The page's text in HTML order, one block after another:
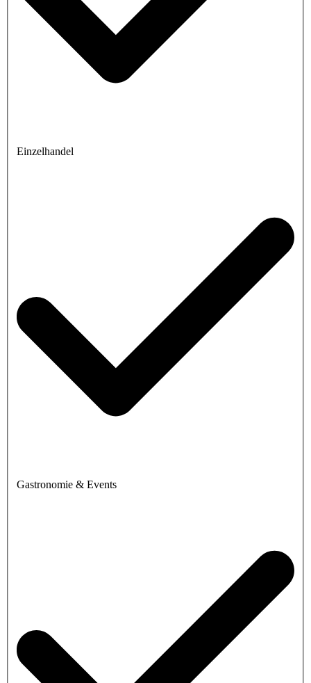
Einzelhandel
Gastronomie & Events